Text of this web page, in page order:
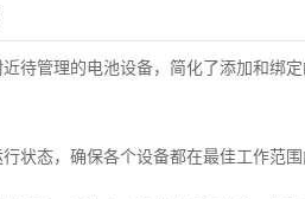
待管理的电池设备，简化了添加和绑
状态，确保各个设备都在最佳工作范